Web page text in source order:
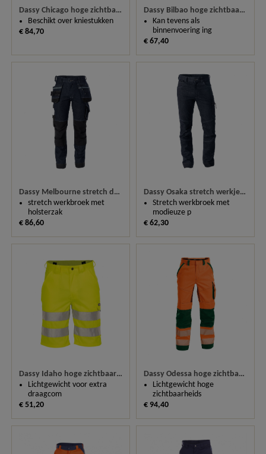
Dassy Chicago hoge zichtbaarheidswerkbroek met kniezakken 200807
Beschikt over kniestukken
€ 84,70
Dassy Bilbao hoge zichtbaarheidsbodywarmer 350100
Kan tevens als
binnenvoering ing
€ 67,40
Dassy Melbourne stretch denim werkbroek met holsterzakken 200953
stretch werkbroek met
holsterzak
€ 86,60
Dassy Osaka stretch werkjeans 201011
Stretch werkbroek met
modieuze p
€ 62,30
Dassy Idaho hoge zichtbaarheidswerkshort 250084
Lichtgewicht voor extra
draagcom
€ 51,20
Dassy Odessa hoge zichtbaarheidsbroek met kniestukken 200984
Lichtgewicht hoge
zichtbaarheids
€ 94,40